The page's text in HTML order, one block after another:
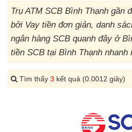
Trụ ATM SCB Bình Thạnh gần
bởi Vay tiền đơn giản, danh
ngân hàng SCB quanh đây ở
tiền SCB tại Bình Thạnh nhanh
Tìm thấy 3 kết quả (0.0012 giây)